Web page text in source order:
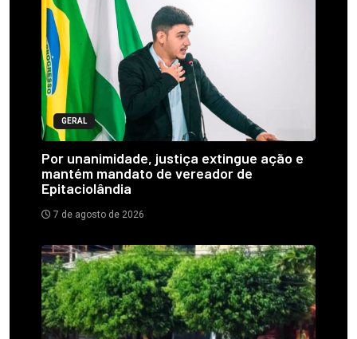
GERAL
Por unanimidade, justiça extingue ação e
mantém mandato de vereador de
Epitaciolândia
7 de agosto de 2026